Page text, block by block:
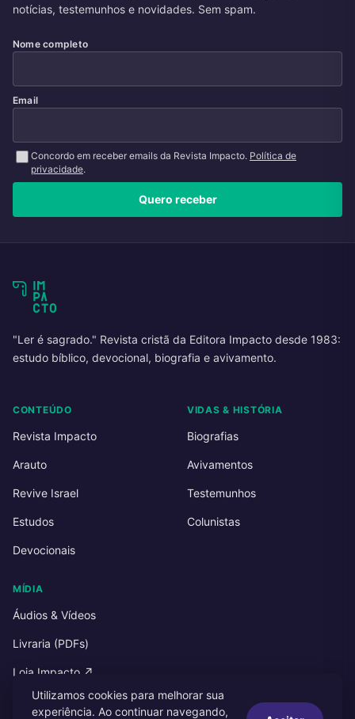
notícias, testemunhos e novidades. Sem spam.
Nome completo
Email
Concordo em receber emails da Revista Impacto. Política de
privacidade.
Quero receber
"Ler é sagrado." Revista cristã da Editora Impacto desde 1983:
estudo bíblico, devocional, biografia e avivamento.
CONTEÚDO
Revista Impacto
Arauto
Revive Israel
Estudos
Devocionais
VIDAS & HISTÓRIA
Biografias
Avivamentos
Testemunhos
Colunistas
MÍDIA
Áudios & Vídeos
Livraria (PDFs)
Loja Impacto ↗
Utilizamos cookies para melhorar sua
experiência. Ao continuar navegando,